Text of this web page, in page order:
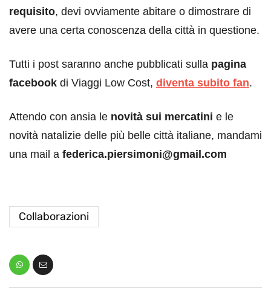
requisito, devi ovviamente abitare o dimostrare di
avere una certa conoscenza della città in questione.
Tutti i post saranno anche pubblicati sulla pagina
facebook di Viaggi Low Cost, diventa subito fan.
Attendo con ansia le novità sui mercatini e le
novità natalizie delle più belle città italiane, mandami
una mail a federica.piersimoni@gmail.com
Collaborazioni